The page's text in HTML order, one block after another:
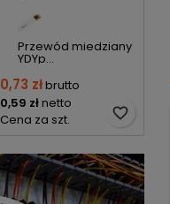
Przewód miedziany
YDYp...
0,73 złbrutto
0,59 złnetto
Cena za szt.
favorite_border